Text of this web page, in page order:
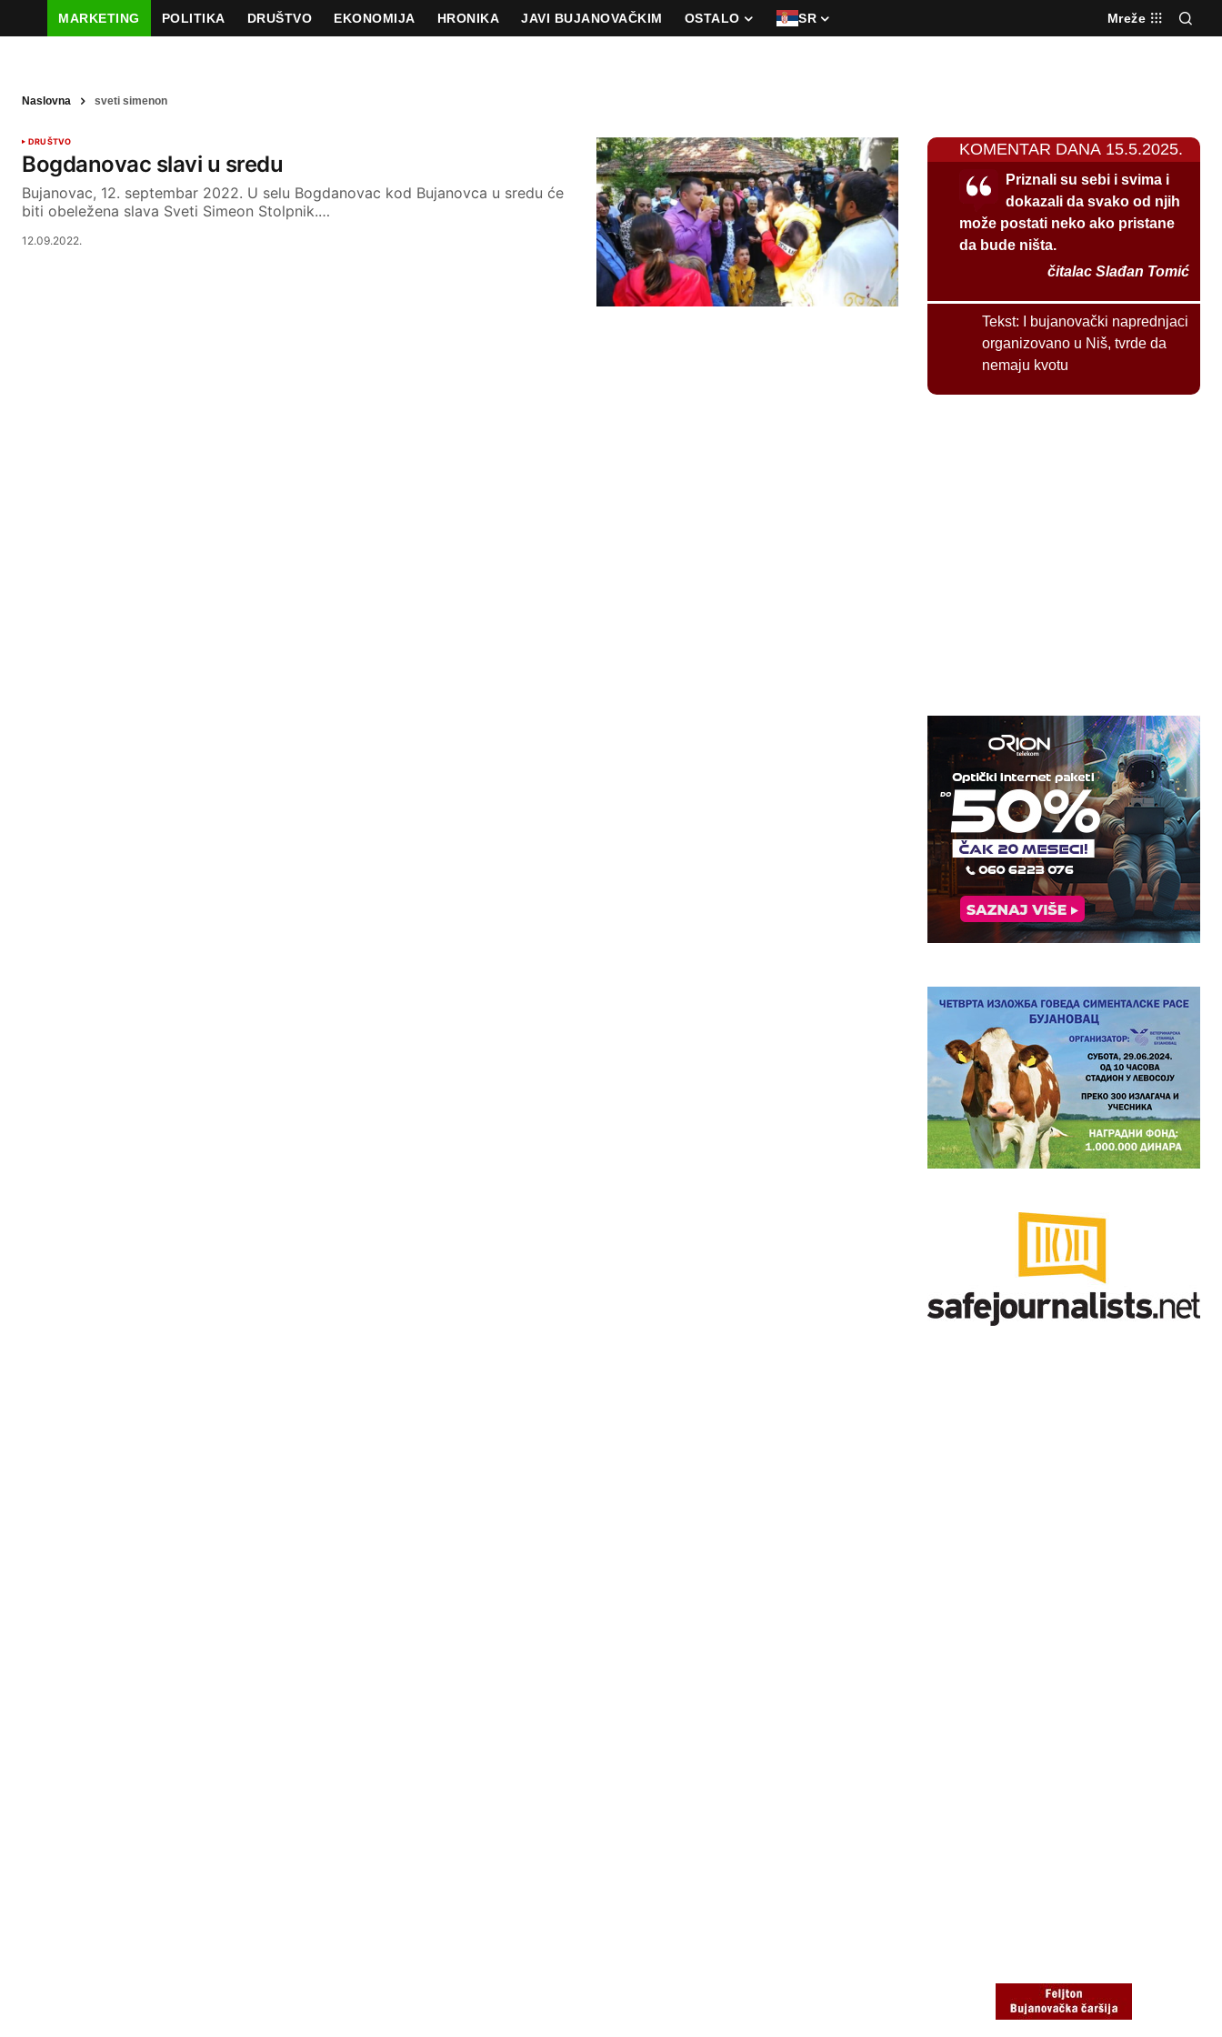
MARKETING POLITIKA DRUŠTVO EKONOMIJA HRONIKA JAVI BUJANOVAČKIM OSTALO SR Mreže
Naslovna sveti simenon
DRUŠTVO
Bogdanovac slavi u sredu
Bujanovac, 12. septembar 2022. U selu Bogdanovac kod Bujanovca u sredu će
biti obeležena slava Sveti Simeon Stolpnik.…
12.09.2022.
KOMENTAR DANA 15.5.2025.
Priznali su sebi i svima i
dokazali da svako od njih
može postati neko ako pristane
da bude ništa.
čitalac Slađan Tomić
Tekst:
I bujanovački naprednjaci
organizovano u Niš, tvrde da
nemaju kvotu